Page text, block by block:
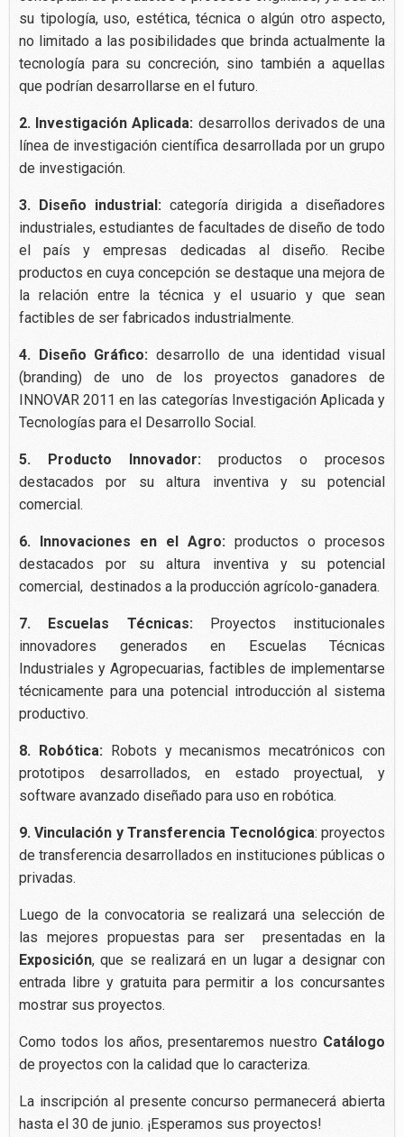
su tipología, uso, estética, técnica o algún otro aspecto,
no limitado a las posibilidades que brinda actualmente la
tecnología para su concreción, sino también a aquellas
que podrían desarrollarse en el futuro.
2. Investigación Aplicada: desarrollos derivados de una
línea de investigación científica desarrollada por un grupo
de investigación.
3. Diseño industrial: categoría dirigida a diseñadores
industriales, estudiantes de facultades de diseño de todo
el país y empresas dedicadas al diseño. Recibe
productos en cuya concepción se destaque una mejora de
la relación entre la técnica y el usuario y que sean
factibles de ser fabricados industrialmente.
4. Diseño Gráfico:desarrollo de una identidad visual
(branding) de uno de los proyectos ganadores de
INNOVAR 2011 en las categorías Investigación Aplicada y
Tecnologías para el Desarrollo Social.
5. Producto Innovador: productos o procesos
destacados por su altura inventiva y su potencial
comercial.
6. Innovaciones en el Agro: productos o procesos
destacados por su altura inventiva y su potencial
comercial, destinados a la producción agrícolo-ganadera.
7. Escuelas Técnicas: Proyectos institucionales
innovadores generados en Escuelas Técnicas
Industriales y Agropecuarias, factibles de implementarse
técnicamente para una potencial introducción al sistema
productivo.
8. Robótica: Robots y mecanismos mecatrónicos con
prototipos desarrollados, en estado proyectual, y
software avanzado diseñado para uso en robótica.
9. Vinculación y Transferencia Tecnológica: proyectos
de transferencia desarrollados en instituciones públicas o
privadas.
Luego de la convocatoria se realizará una selección de
las mejores propuestas para ser presentadas en la
Exposición, que se realizará en un lugar a designar con
entrada libre y gratuita para permitir a los concursantes
mostrar sus proyectos.
Como todos los años, presentaremos nuestro Catálogo
de proyectos con la calidad que lo caracteriza.
La inscripción al presente concurso permanecerá abierta
hasta el 30 de junio. ¡Esperamos sus proyectos!